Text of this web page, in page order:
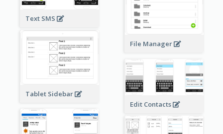
Text SMS
File Manager
Tablet Sidebar
Edit Contacts